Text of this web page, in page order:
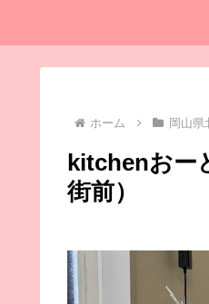
ホーム 岡山県
kitchenおー
街前）